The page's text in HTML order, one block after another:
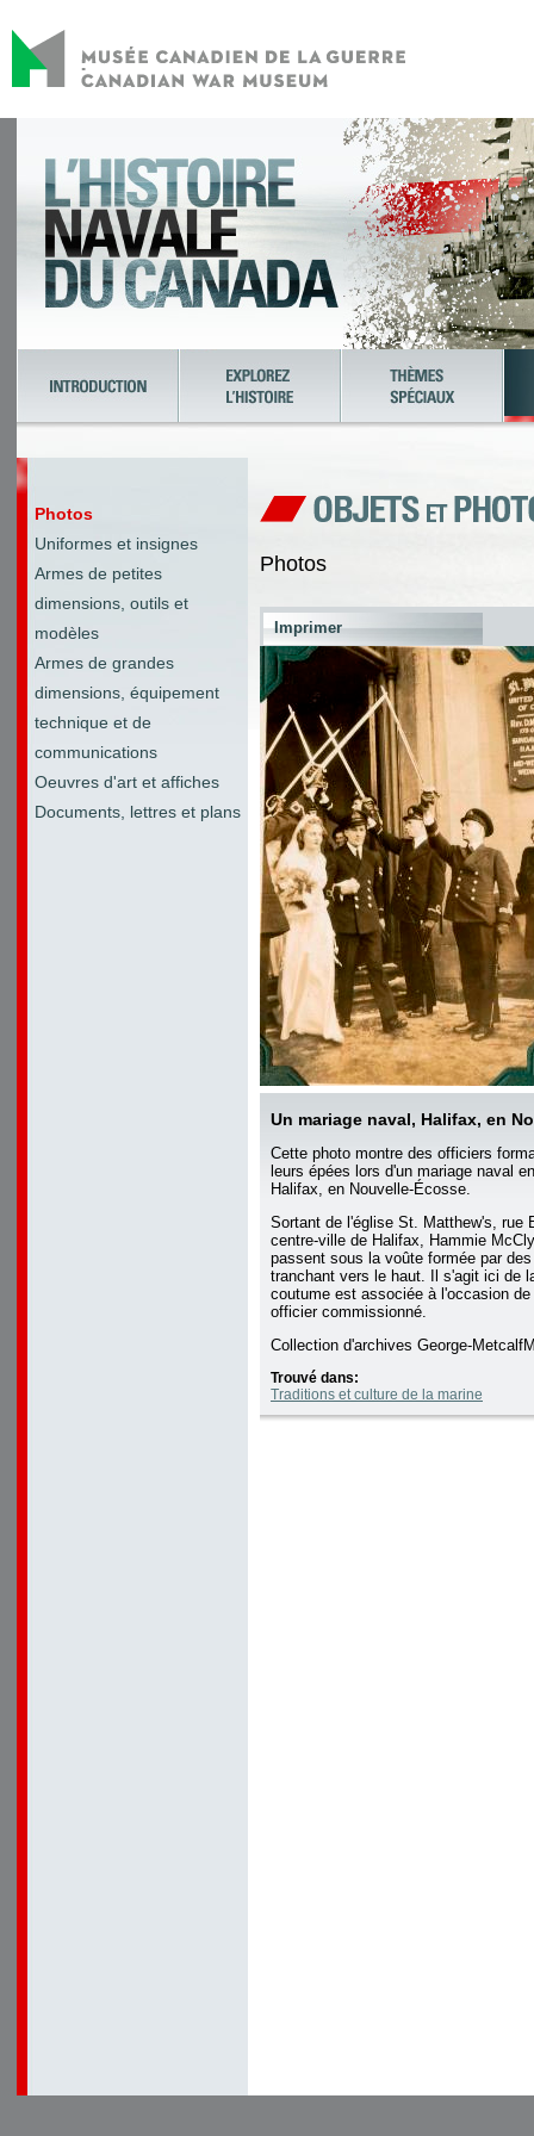
Photos
Uniformes et insignes
Armes de petites
dimensions, outils et
modèles
Armes de grandes
dimensions, équipement
technique et de
communications
Oeuvres d'art et affiches
Documents, lettres et plans
Photos
Imprimer
Un mariage naval, Halifax, en
Cette photo montre des officiers
leurs épées lors d'un mariage naval
Halifax, en Nouvelle-Écosse.
Sortant de l'église St. Matthew's, rue
centre-ville de Halifax, Hammie
passent sous la voûte formée par
tranchant vers le haut. Il s'agit ici de
coutume est associée à l'occasion
officier commissionné.
Collection d'archives George-
Trouvé dans:
Traditions et culture de la marine